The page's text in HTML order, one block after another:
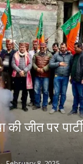
की जीत पर